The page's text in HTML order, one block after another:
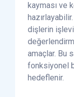
kayması ve
dişlerin
amaçlar. Bu
fonksiyonel
hedeflenir.